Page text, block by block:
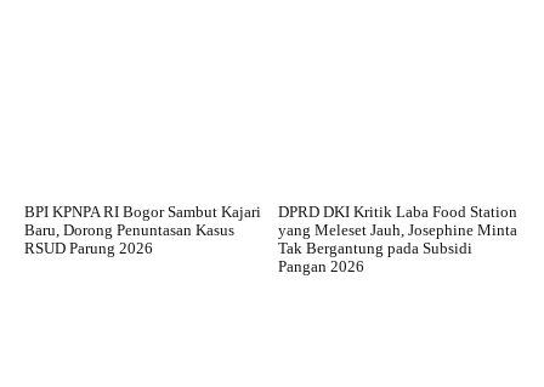
BPI KPNPA RI Bogor Sambut Kajari
Baru, Dorong Penuntasan Kasus
RSUD Parung 2026
DPRD DKI Kritik Laba Food Station
yang Meleset Jauh, Josephine Minta
Tak Bergantung pada Subsidi
Pangan 2026